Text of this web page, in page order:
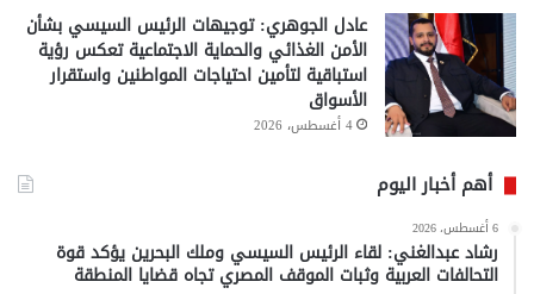
عادل الجوهري: توجيهات الرئيس السيسي بشأن
الأمن الغذائي والحماية الاجتماعية تعكس رؤية
استباقية لتأمين احتياجات المواطنين واستقرار
الأسواق
4 أغسطس، 2026
أهم أخبار اليوم
6 أغسطس، 2026
رشاد عبدالغني: لقاء الرئيس السيسي وملك البحرين يؤكد قوة
التحالفات العربية وثبات الموقف المصري تجاه قضايا المنطقة